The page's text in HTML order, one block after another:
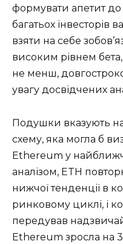
формувати апетит
багатьох інвесторів
взяти на себе
високим рівнем
не менш,
увагу досвідчених
Подушки вказують
схему, яка могла б
Ethereum у
аналізом, ETH
нижчої тенденції в
ринковому циклі, і
передував
Ethereum зросла на